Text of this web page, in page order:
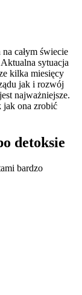
całym świecie
sytuacja
kilka miesięcy
jak i rozwój
najważniejsze.
jak ona zrobić
detoksie
bardzo